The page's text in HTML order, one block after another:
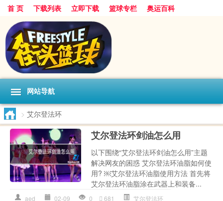
首 页 下载列表 立即下载 篮球专栏 奥运百科
网站导航
> 艾尔登法环
艾尔登法环剑油怎么用
以下围绕“艾尔登法环剑油怎么用”主题
解决网友的困惑 艾尔登法环油脂如何使
用? ￼艾尔登法环油脂使用方法 首先将
艾尔登法环油脂涂在武器上和装备...
aed 02-09 0 681 艾尔登法环